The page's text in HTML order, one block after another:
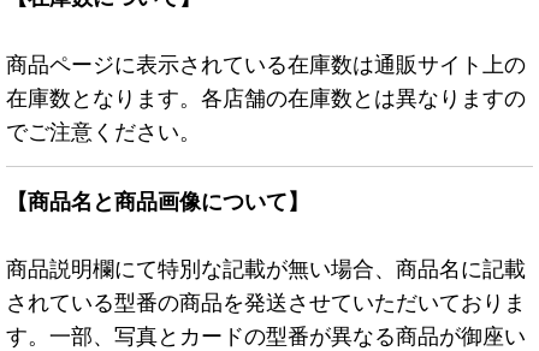
商品ページに表示されている在庫数は通販サイト上の
在庫数となります。各店舗の在庫数とは異なりますの
でご注意ください。
【商品名と商品画像について】
商品説明欄にて特別な記載が無い場合、商品名に記載
されている型番の商品を発送させていただいておりま
す。一部、写真とカードの型番が異なる商品が御座い